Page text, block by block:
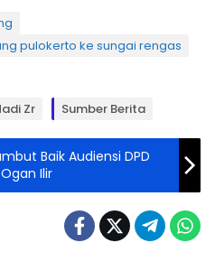
pulokerto ke sungai rengas
Zr Sumber Berita
Baik Audiensi DPD
Ilir